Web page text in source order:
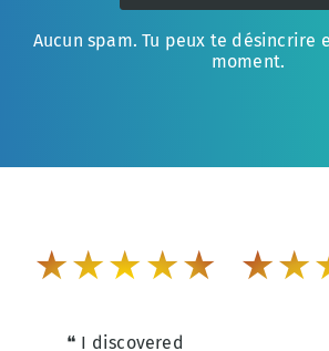
Aucun spam. Tu peux te désincrire
moment.
★★★★★
❝ I discovered